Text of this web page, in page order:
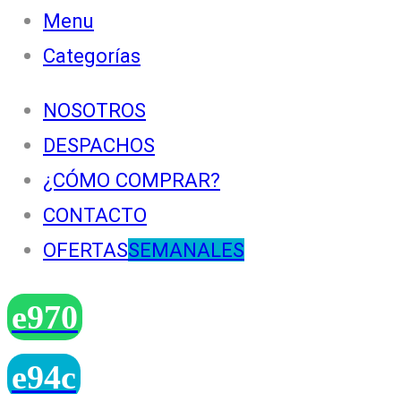
Menu
Categorías
NOSOTROS
DESPACHOS
¿CÓMO COMPRAR?
CONTACTO
OFERTASSEMANALES